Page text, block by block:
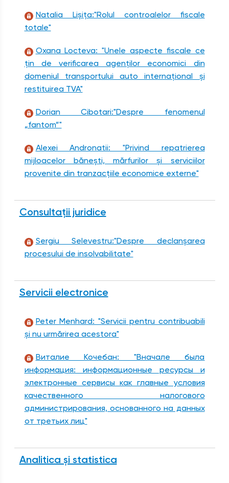
Natalia Lișița:"Rolul controalelor fiscale
totale"
Oxana Locteva: "Unele aspecte fiscale ce
țin de verificarea agenților economici din
domeniul transportului auto internațional și
restituirea TVA"
Dorian Cibotari:"Despre fenomenul
„fantom”"
Alexei Andronatii: "Privind repatrierea
mijloacelor bănești, mărfurilor și serviciilor
provenite din tranzacțiile economice externe"
Consultații juridice
Sergiu Selevestru:"Despre declanșarea
procesului de insolvabilitate"
Servicii electronice
Peter Menhard: "Servicii pentru contribuabili
şi nu urmărirea acestora"
Виталие Кочебан: "Вначале была
информация: информационные ресурсы и
электронные сервисы как главные условия
качественного налогового
администрирования, основанного на данных
от третьих лиц"
Analitica și statistica